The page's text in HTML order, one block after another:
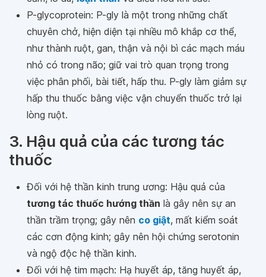
P-glycoprotein: P-gly là một trong những chất
chuyên chở, hiện diện tại nhiều mô khắp cơ thể,
như thành ruột, gan, thận và nội bì các mạch máu
nhỏ có trong não; giữ vai trò quan trọng trong
việc phân phối, bài tiết, hấp thu. P-gly làm giảm sự
hấp thu thuốc bằng việc vận chuyển thuốc trở lại
lòng ruột.
3. Hậu quả của các tương tác
thuốc
Đối với hệ thần kinh trung ương: Hậu quả của
tương tác thuốc hướng thần là gây nên sự an
thần trầm trọng; gây nên co giật, mất kiểm soát
các cơn động kinh; gây nên hội chứng serotonin
và ngộ độc hệ thần kinh.
Đối với hệ tim mạch: Hạ huyết áp, tăng huyết áp,